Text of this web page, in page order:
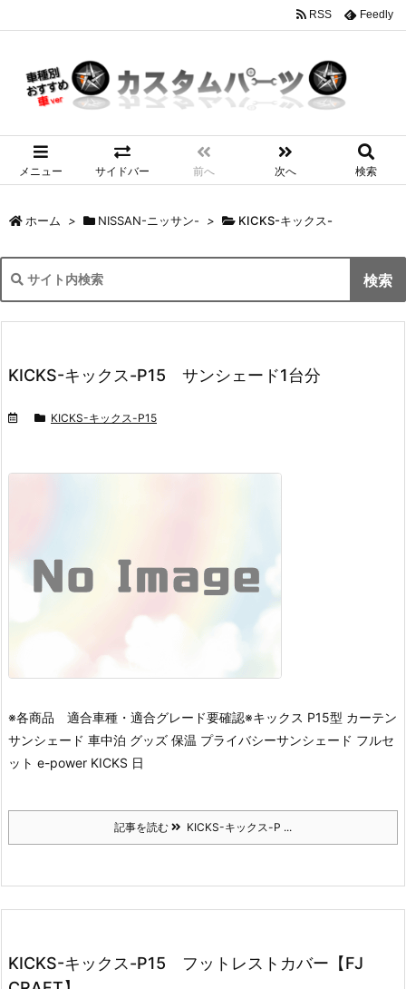
メニュー サイドバー 前へ 次へ 検索
RSS Feedly
ホーム > NISSAN-ニッサン- > KICKS-キックス-
KICKS-キックス-P15 サンシェード1台分
KICKS-キックス-P15
※各商品 適合車種・適合グレード要確認※キックス P15型 カーテン
サンシェード 車中泊 グッズ 保温 プライバシーサンシェード フルセ
ット e-power KICKS 日
記事を読む KICKS-キックス-P ...
KICKS-キックス-P15 フットレストカバー【FJ